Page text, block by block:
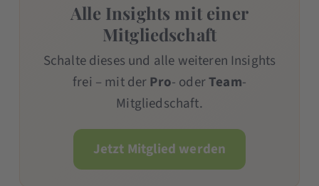
Alle Insights mit einer
Mitgliedschaft
Schalte dieses und alle weiteren Insights
frei – mit derPro- oderTeam-
Mitgliedschaft.
Jetzt Mitglied werden